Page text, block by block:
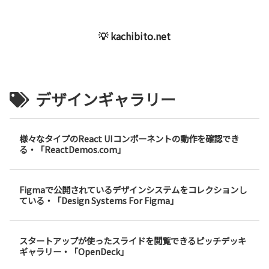
💡 kachibito.net
デザインギャラリー
様々なタイプのReact UIコンポーネントの動作を確認でき
る・「ReactDemos.com」
Figmaで公開されているデザインシステムをコレクションし
ている・「Design Systems For Figma」
スタートアップが使ったスライドを閲覧できるピッチデッキ
ギャラリー・「OpenDeck」